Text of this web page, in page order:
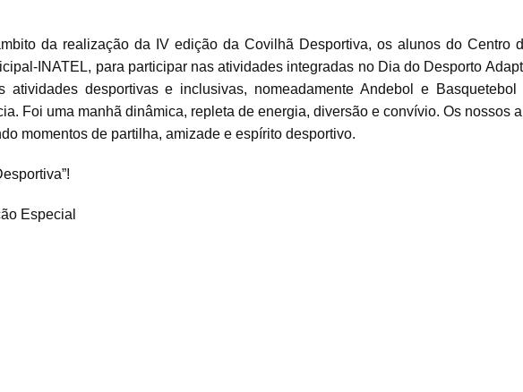
da realização da IV edição da Covilhã Desportiva, os alunos do Centro
INATEL, para participar nas atividades integradas no Dia do Desporto
atividades desportivas e inclusivas, nomeadamente Andebol e
Foi uma manhã dinâmica, repleta de energia, diversão e convívio. Os nossos
momentos de partilha, amizade e espírito desportivo.
Especial